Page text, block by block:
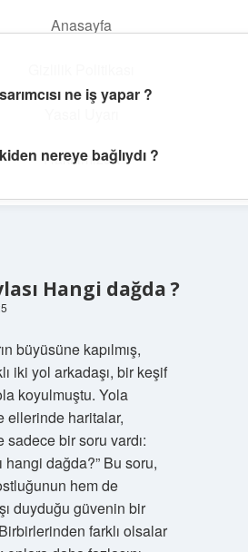
Anasayfa
Hakkımızda
Hatırlatmalar
kısa ve eğlenceli içerikler.
Hangi dağda ?
büyüsüne kapılmış,
iki yol arkadaşı, bir keşif
koyulmuştu. Yola
ellerinde haritalar,
bir soru vardı:
hangi dağda?” Bu soru,
hem de
duyduğu güvenin bir
farklı olsalar
ne iş yapar ?
nereye bağlıydı ?